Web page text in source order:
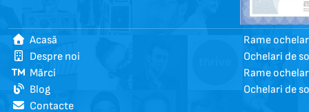
Acasă
Despre noi
Mărci
Blog
Contacte
Rame
Ochelari de
Rame
Ochelari de